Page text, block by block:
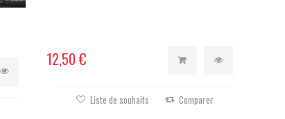
12,50 €
Liste de souhaits Comparer